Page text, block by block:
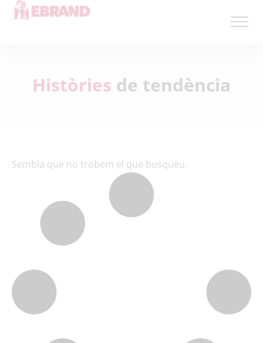
Històries de tendència
Sembla que no trobem el que busqueu.